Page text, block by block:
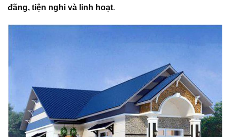
đãng, tiện nghi và linh hoạt.